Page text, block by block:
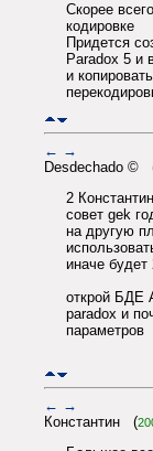
Скорее
кодировке
Придется
Paradox 5 и
и
← →
Desdechado ©
2 Константин
совет gek
на другую
иначе
открой БДЕ
paradox и
параметров
← →
Константин (